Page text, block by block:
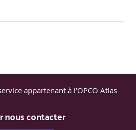
appartenant à l'OPCO Atlas
nous contacter